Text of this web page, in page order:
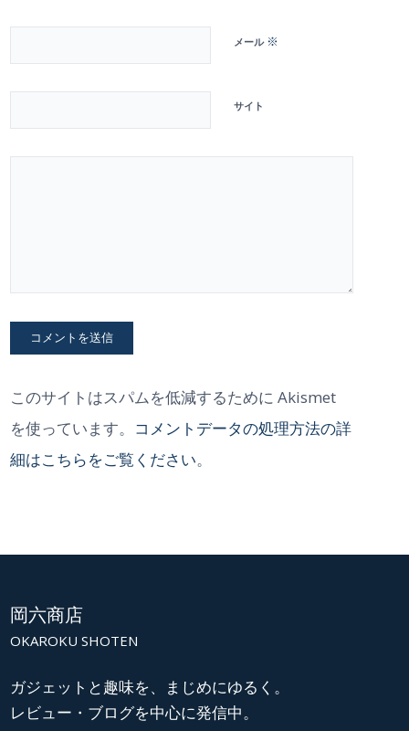
メール ※
サイト
このサイトはスパムを低減するために Akismet
を使っています。 コメントデータの処理方法の詳
細はこちらをご覧ください。
岡六商店
OKAROKU SHOTEN
ガジェットと趣味を、まじめにゆるく。
レビュー・ブログを中心に発信中。